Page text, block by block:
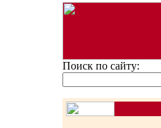
Поиск по сайту: